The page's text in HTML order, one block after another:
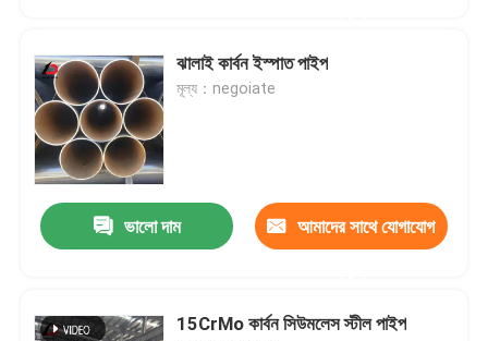
ঝালাই কার্বন ইস্পাত পাইপ
মূল্য：negoiate
ভালো দাম আমাদের সাথে যোগাযোগ
15CrMo কার্বন সিউমলেস স্টীল পাইপ